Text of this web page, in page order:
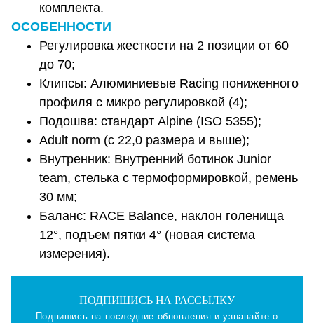
комплекта.
ОСОБЕННОСТИ
Регулировка жесткости на 2 позиции от 60
до 70;
Клипсы: Алюминиевые Racing пониженного
профиля с микро регулировкой (4);
Подошва: стандарт Alpine (ISO 5355);
Adult norm (с 22,0 размера и выше);
Внутренник: Внутренний ботинок Junior
team, стелька с термоформировкой, ремень
30 мм;
Баланс: RACE Balance, наклон голенища
12°, подъем пятки 4° (новая система
измерения).
ПОДПИШИСЬ НА РАССЫЛКУ
Подпишись на последние обновления и узнавайте о